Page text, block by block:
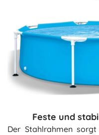
Feste und
Der Stahlrahmen